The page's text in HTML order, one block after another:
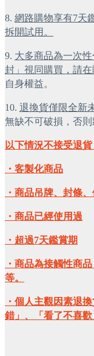
8. 網路購物享有7天
拆開試用。
9. 大多商品為一次
封」視同購買，請
自身權益。
10. 退換貨僅限全新
無缺不可破損，否則
以下情況不接受退貨
・客製化商品
・商品吊牌、封條
・商品已經使用過
・超過7天鑑賞期
・商品為接觸性商
等。
・個人主觀因素退
錯」、「看了不喜歡